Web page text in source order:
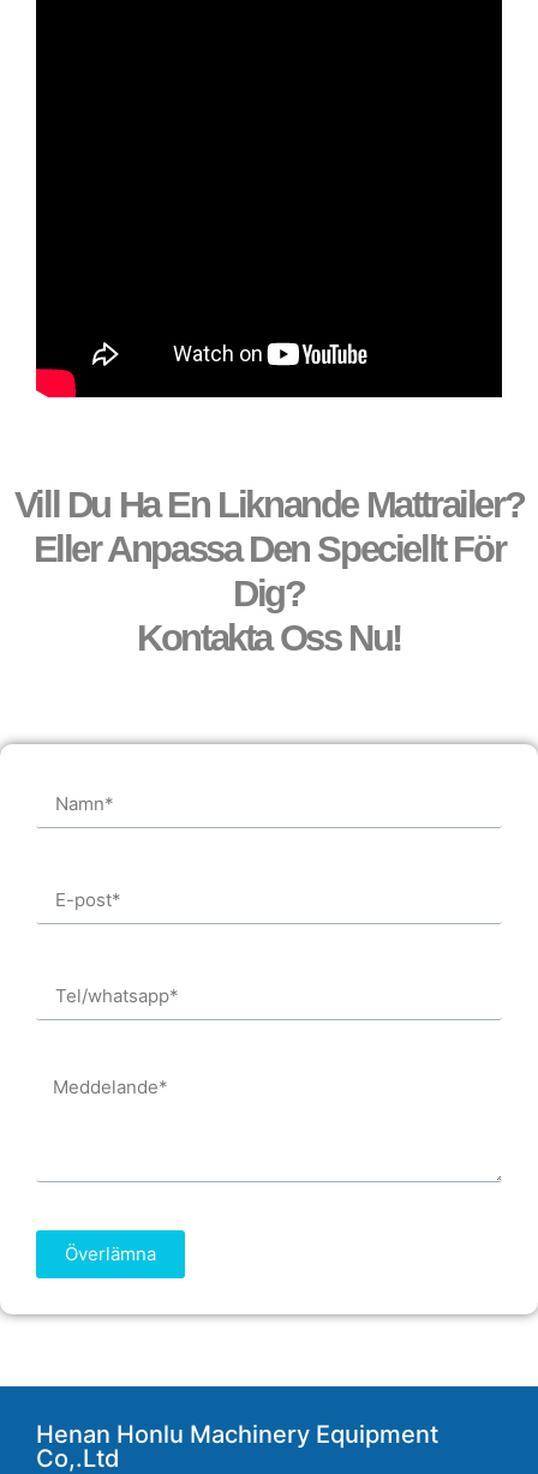
Vill Du Ha En Liknande Mattrailer?
Eller Anpassa Den Speciellt För
Dig?
Kontakta Oss Nu!
Överlämna
Henan Honlu Machinery Equipment
Co,.Ltd